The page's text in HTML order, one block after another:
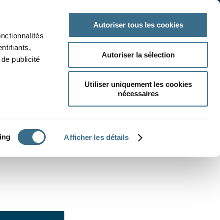
publicité
Afficher les détails
Autoriser tous les cookies
Autoriser la sélection
Utiliser uniquement les cookies
nécessaires